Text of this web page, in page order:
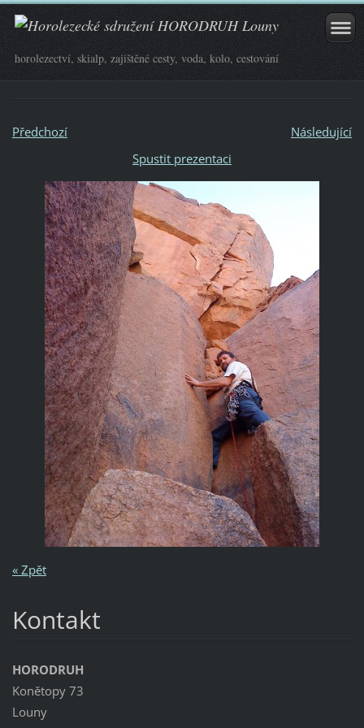
horolezectví, skialp, zajištěné cesty, voda, kolo, cestování
Předchozí
Následující
Spustit prezentaci
« Zpět
Kontakt
HORODRUH
Konětopy 73
Louny